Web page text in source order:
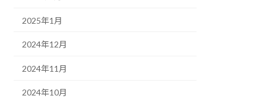
2025年1月
2024年12月
2024年11月
2024年10月